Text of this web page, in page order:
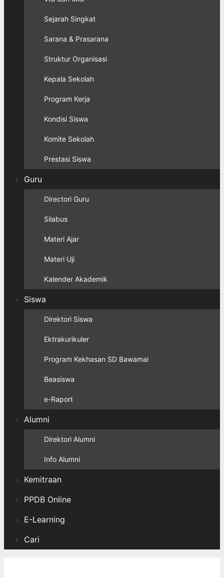
Sejarah Singkat
Sarana & Prasarana
Struktur Organisasi
Kepala Sekolah
Program Kerja
Kondisi Siswa
Komite Sekolah
Prestasi Siswa
Guru
Directori Guru
Silabus
Materi Ajar
Materi Uji
Kalender Akademik
Siswa
Direktori Siswa
Ektrakurikuler
Program Kekhasan SD Bawamai
Beasiswa
e-Raport
Alumni
Direktori Alumni
Info Alumni
Kemitraan
PPDB Online
E-Learning
Cari